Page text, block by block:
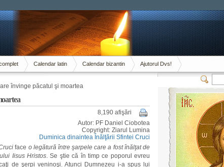
Calendar latin Calendar bizantin Ajutorul Dvs!
învinge păcatul şi moartea
8,190 afişări
Autor: PF Daniel Ciobotea
Copyright: Ziarul Lumina
Duminica dinaintea Înălţării Sfintei Cruci
face o legătură între şarpele care a fost înălţat de
Iisus Hristos. Se ştie că în timp ce poporul evreu
de şerpi veninoşi. Atunci Dumnezeu i-a spus lui